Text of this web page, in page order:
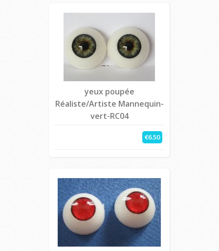
yeux poupée
Réaliste/Artiste Mannequin-
vert-RC04
€6.50